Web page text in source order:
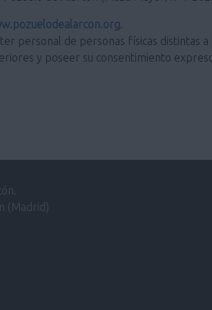
.
personal de personas físicas
y poseer su consentimiento
(Madrid)